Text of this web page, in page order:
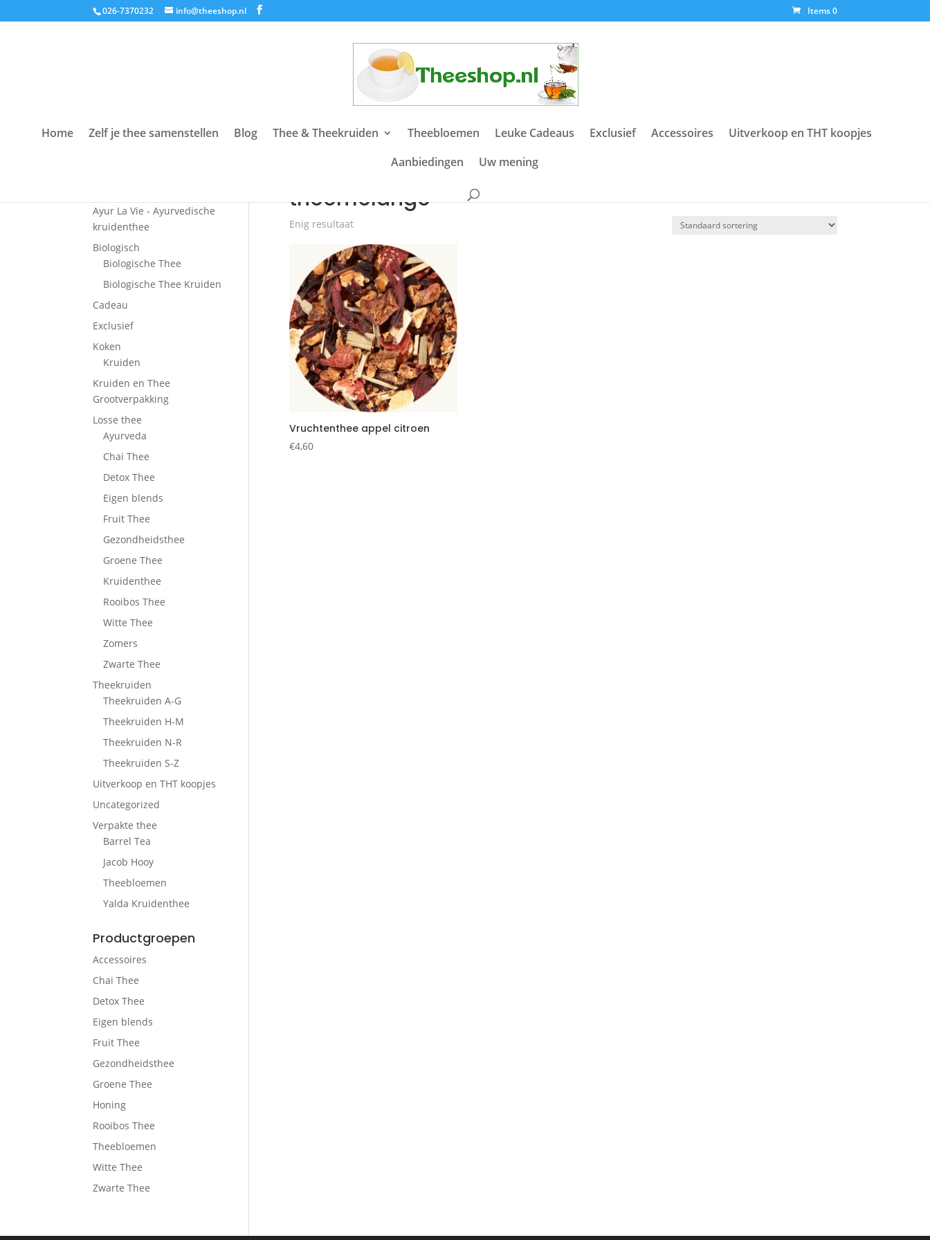
026-7370232 info@theeshop.nl Items 0
Home Zelf je thee samenstellen Blog Thee & Theekruiden Theebloemen Leuke Cadeaus Exclusief Accessoires
Uitverkoop en THT koopjes
Aanbiedingen
Uw mening
/ Producten getagged “theemelange”
theemelange
Enig resultaat
Vruchtenthee appel citroen
€4,60
Ayur La Vie - Ayurvedische
kruidenthee
Biologisch
Biologische Thee
Biologische Thee Kruiden
Cadeau
Exclusief
Koken
Kruiden
Kruiden en Thee
Grootverpakking
Losse thee
Ayurveda
Chai Thee
Detox Thee
Eigen blends
Fruit Thee
Gezondheidsthee
Groene Thee
Kruidenthee
Rooibos Thee
Witte Thee
Zomers
Zwarte Thee
Theekruiden
Theekruiden A-G
Theekruiden H-M
Theekruiden N-R
Theekruiden S-Z
Uitverkoop en THT koopjes
Uncategorized
Verpakte thee
Barrel Tea
Jacob Hooy
Theebloemen
Yalda Kruidenthee
Productgroepen
Accessoires
Chai Thee
Detox Thee
Eigen blends
Fruit Thee
Gezondheidsthee
Groene Thee
Honing
Rooibos Thee
Theebloemen
Witte Thee
Zwarte Thee